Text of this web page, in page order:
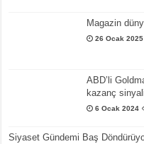
Magazin
26 Ocak 2025
ABD’li
kazanç
6 Ocak 2024
Siyaset Gündemi Baş